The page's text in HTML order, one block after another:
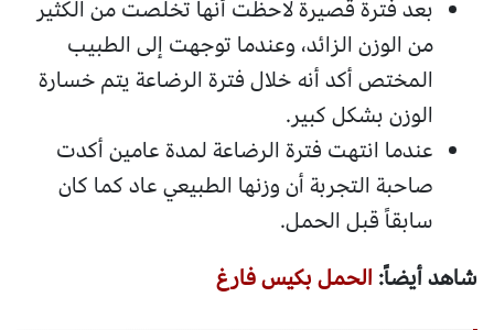
بعد فترة قصيرة لاحظت أنها تخلصت من الكثير
من الوزن الزائد، وعندما توجهت إلى الطبيب
المختص أكد أنه خلال فترة الرضاعة يتم خسارة
الوزن بشكل كبير.
عندما انتهت فترة الرضاعة لمدة عامين أكدت
صاحبة التجربة أن وزنها الطبيعي عاد كما كان
سابقاً قبل الحمل.
شاهد أيضاً: الحمل بكيس فارغ